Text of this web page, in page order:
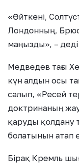
«Өйткені,
Лондонның,
маңызды», –
Медведев тағы
күн алдын осы
салып, «Ресей
доктринаның
қаруды қолдану
болатынын атап
Бірақ Кремль